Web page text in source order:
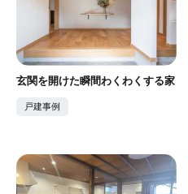
玄関を開けた瞬間わくわくする家
戸建事例